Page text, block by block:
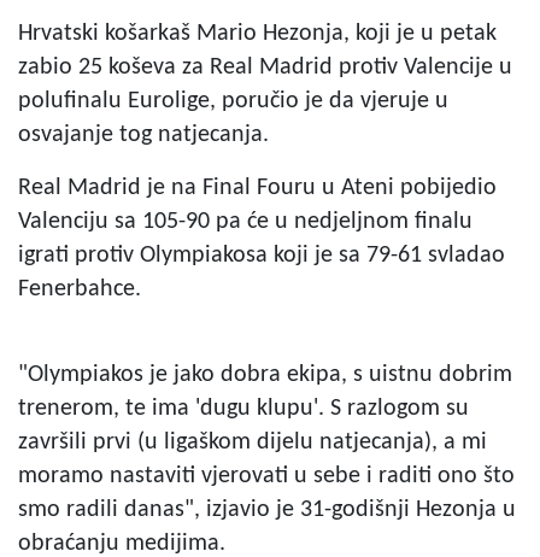
Hrvatski košarkaš Mario Hezonja, koji je u petak
zabio 25 koševa za Real Madrid protiv Valencije u
polufinalu Eurolige, poručio je da vjeruje u
osvajanje tog natjecanja.
Real Madrid je na Final Fouru u Ateni pobijedio
Valenciju sa 105-90 pa će u nedjeljnom finalu
igrati protiv Olympiakosa koji je sa 79-61 svladao
Fenerbahce.
"Olympiakos je jako dobra ekipa, s uistnu dobrim
trenerom, te ima 'dugu klupu'. S razlogom su
završili prvi (u ligaškom dijelu natjecanja), a mi
moramo nastaviti vjerovati u sebe i raditi ono što
smo radili danas", izjavio je 31-godišnji Hezonja u
obraćanju medijima.